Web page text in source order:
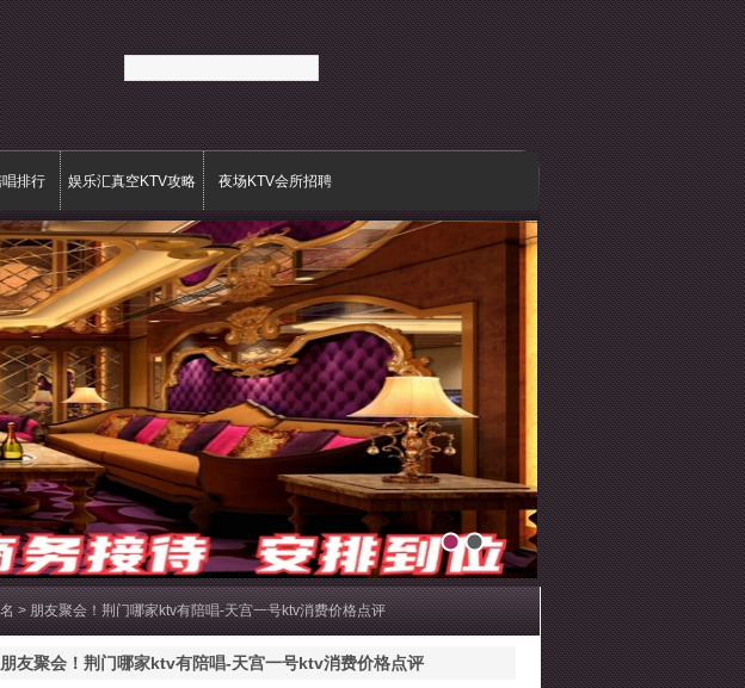
1 2
排行 娱乐汇真空KTV攻略 夜场KTV会所招聘
> 朋友聚会！荆门哪家ktv有陪唱-天宫一号ktv消费价格点评
朋友聚会！荆门哪家ktv有陪唱-天宫一号ktv消费价格点评